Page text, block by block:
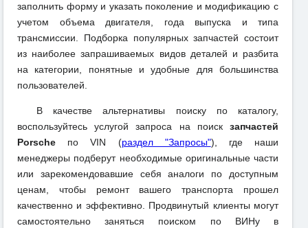
заполнить форму и указать поколение и модификацию с
учетом объема двигателя, года выпуска и типа
трансмиссии. Подборка популярных запчастей состоит
из наиболее запрашиваемых видов деталей и разбита
на категории, понятные и удобные для большинства
пользователей.
В качестве альтернативы поиску по каталогу,
воспользуйтесь услугой запроса на поиск запчастей
Porsche по VIN (раздел "Запросы"), где наши
менеджеры подберут необходимые оригинальные части
или зарекомендовавшие себя аналоги по доступным
ценам, чтобы ремонт вашего транспорта прошел
качественно и эффективно. Продвинутый клиенты могут
самостоятельно заняться поиском по ВИНу в